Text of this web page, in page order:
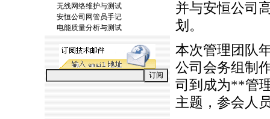
无线网络维护与测试
安恒公司网管员手记
电能质量分析与测试
并与安恒公司
划。
本次管理团队
公司会务组制
司到成为**管
主题，参会人